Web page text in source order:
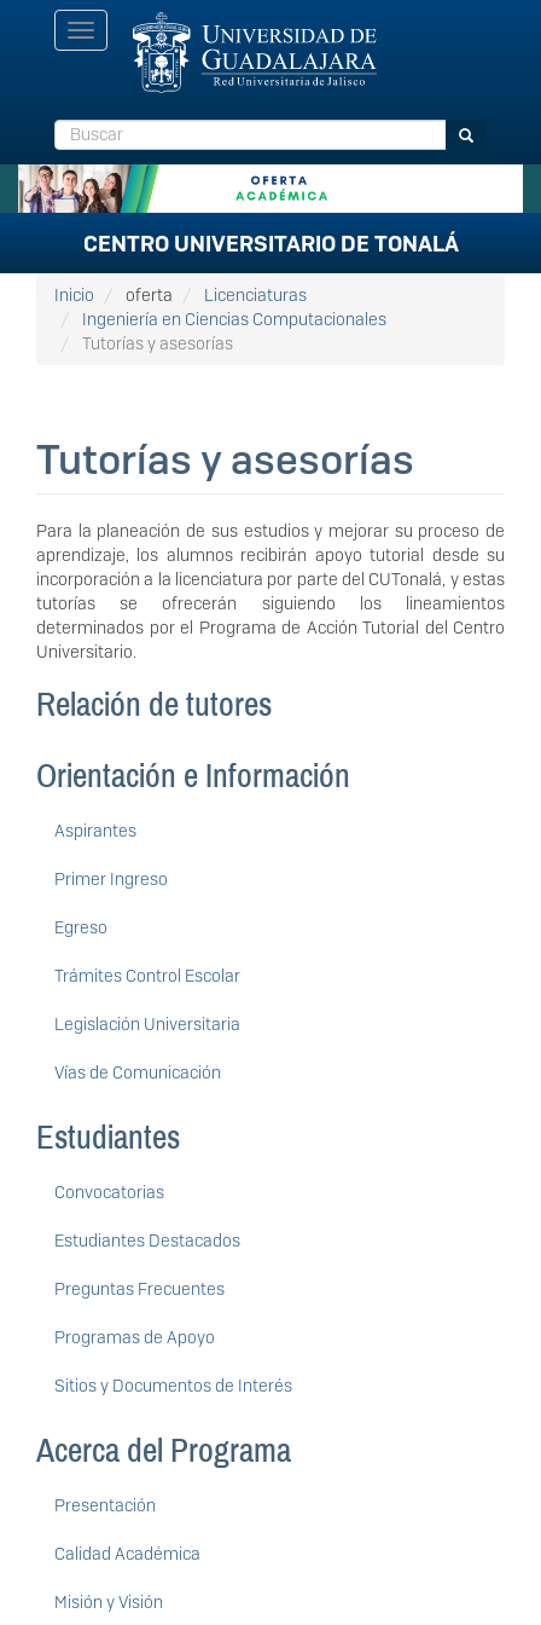
Toggle
navigation
Buscar Buscar
CENTRO UNIVERSITARIO DE TONALÁ
Inicio oferta
Licenciaturas
Ingeniería en Ciencias Computacionales
Tutorías y asesorías
Tutorías y asesorías
Para la planeación de sus estudios y mejorar su proceso de
aprendizaje, los alumnos recibirán apoyo tutorial desde su
incorporación a la licenciatura por parte del CUTonalá, y estas
tutorías se ofrecerán siguiendo los lineamientos
determinados por el Programa de Acción Tutorial del Centro
Universitario.
Relación de tutores
Orientación e Información
Aspirantes
Primer Ingreso
Egreso
Trámites Control Escolar
Legislación Universitaria
Vías de Comunicación
Estudiantes
Convocatorias
Estudiantes Destacados
Preguntas Frecuentes
Programas de Apoyo
Sitios y Documentos de Interés
Acerca del Programa
Presentación
Calidad Académica
Misión y Visión